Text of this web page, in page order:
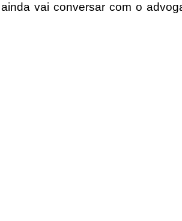
vai conversar com o